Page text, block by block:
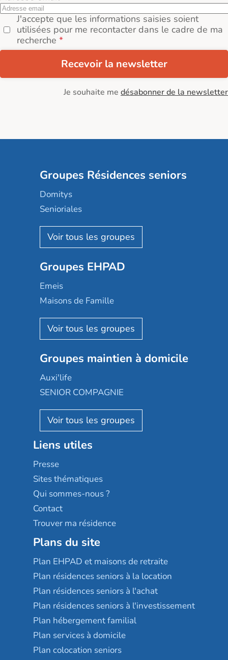
J'accepte que les informations saisies soient
utilisées pour me recontacter dans le cadre de ma
recherche
Recevoir la newsletter
Je souhaite me désabonner de la newsletter
Groupes Résidences seniors
Domitys
Senioriales
Nohée
Les Résidentiels
Mobicap
Domusvi
Happy Senior
Aquarelia
Nexity edenea
Les jardins d'Arcadie
Occitalia
Appartseniors
Reseda
Stella management
Les villages d'or
Sérénys
Résidences services Villa Médicis
Groupes EHPAD
Emeis
Maisons de Famille
Korian
Emera
Groupe SOS
Le Noble Âge
Almage
Résidalya
Groupe aplus
Groupes maintien à domicile
Auxi'life
SENIOR COMPAGNIE
AGE D'OR Services
Liens utiles
Presse
Sites thématiques
Qui sommes-nous ?
Contact
Trouver ma résidence
Plans du site
Plan EHPAD et maisons de retraite
Plan résidences seniors à la location
Plan résidences seniors à l'achat
Plan résidences seniors à l'investissement
Plan hébergement familial
Plan services à domicile
Plan colocation seniors